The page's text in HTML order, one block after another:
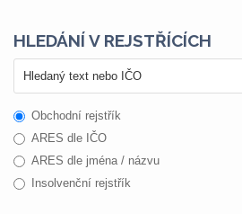
HLEDÁNÍ V REJSTŘÍCÍCH
Obchodní rejstřík
ARES dle IČO
ARES dle jména / názvu
Insolvenční rejstřík